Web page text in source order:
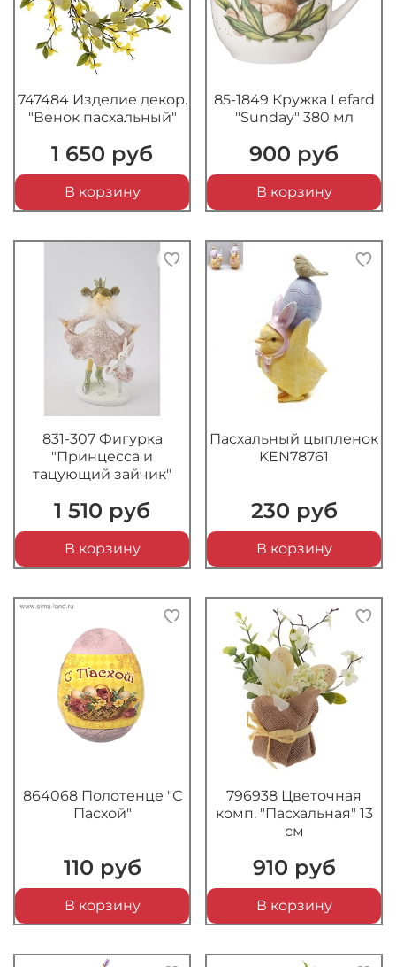
747484 Изделие декор.
"Венок пасхальный"
1 650 руб
В корзину
85-1849 Кружка Lefard
"Sunday" 380 мл
900 руб
В корзину
831-307 Фигурка
"Принцесса и
тацующий зайчик"
1 510 руб
В корзину
Пасхальный цыпленок
KEN78761
230 руб
В корзину
864068 Полотенце "С
Пасхой"
110 руб
В корзину
796938 Цветочная
комп. "Пасхальная" 13
см
910 руб
В корзину